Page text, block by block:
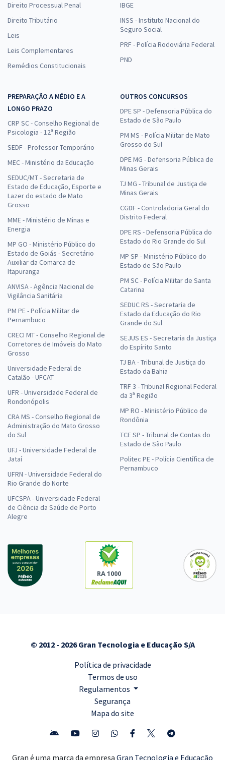
Direito Processual Penal
Direito Tributário
Leis
Leis Complementares
Remédios Constitucionais
IBGE
INSS - Instituto Nacional do
Seguro Social
PRF - Polícia Rodoviária Federal
PND
PREPARAÇÃO A MÉDIO E A
LONGO PRAZO
CRP SC - Conselho Regional de
Psicologia - 12ª Região
SEDF - Professor Temporário
MEC - Ministério da Educação
SEDUC/MT - Secretaria de
Estado de Educação, Esporte e
Lazer do estado de Mato
Grosso
MME - Ministério de Minas e
Energia
MP GO - Ministério Público do
Estado de Goiás - Secretário
Auxiliar da Comarca de
Itapuranga
ANVISA - Agência Nacional de
Vigilância Sanitária
PM PE - Polícia Militar de
Pernambuco
CRECI MT - Conselho Regional de
Corretores de Imóveis do Mato
Grosso
Universidade Federal de
Catalão - UFCAT
UFR - Universidade Federal de
Rondonópolis
CRA MS - Conselho Regional de
Administração do Mato Grosso
do Sul
UFJ - Universidade Federal de
Jataí
UFRN - Universidade Federal do
Rio Grande do Norte
UFCSPA - Universidade Federal
de Ciência da Saúde de Porto
Alegre
OUTROS CONCURSOS
DPE SP - Defensoria Pública do
Estado de São Paulo
PM MS - Polícia Militar de Mato
Grosso do Sul
DPE MG - Defensoria Pública de
Minas Gerais
TJ MG - Tribunal de Justiça de
Minas Gerais
CGDF - Controladoria Geral do
Distrito Federal
DPE RS - Defensoria Pública do
Estado do Rio Grande do Sul
MP SP - Ministério Público do
Estado de São Paulo
PM SC - Polícia Militar de Santa
Catarina
SEDUC RS - Secretaria de
Estado da Educação do Rio
Grande do Sul
SEJUS ES - Secretaria da Justiça
do Espírito Santo
TJ BA - Tribunal de Justiça do
Estado da Bahia
TRF 3 - Tribunal Regional Federal
da 3ª Região
MP RO - Ministério Público de
Rondônia
TCE SP - Tribunal de Contas do
Estado de São Paulo
Politec PE - Polícia Científica de
Pernambuco
RA 1000
© 2012 - 2026 Gran Tecnologia e Educação S/A
Política de privacidade
Termos de uso
Regulamentos
Segurança
Mapa do site
Gran é uma marca da empresa Gran Tecnologia e Educação